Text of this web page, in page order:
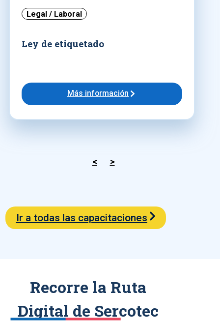
Legal / Laboral
Ley de etiquetado
Más información
< >
Ir a todas las capacitaciones
Recorre la Ruta
Digital de Sercotec